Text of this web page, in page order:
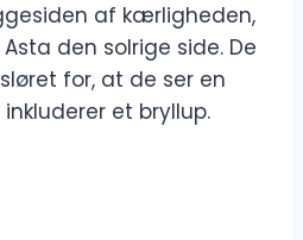
af kærligheden,
den solrige side. De
for, at de ser en
et bryllup.